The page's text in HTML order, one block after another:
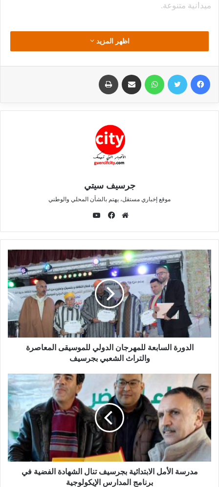
ميدانية متنوعة.
كما تميّز اليوم الثاني بتنظيم ورشات تطبيقية همّت آليات
إعداد العرائض والملتمسات، وتقنيات التشاور العمومي،
وأدوار المجتمع المدني في تتبع وتقييم السياسات العمومية
المحلية، حيث ساهمت هذه الورشات في تعزيز القدرات
واختُتمت أشغال الندوة بمجموعة من التوصيات التي شدّدت
على ضرورة تكوين الفاعلين المحليين، وتكريس المقاربة
التشاركية داخل الجماعات الترابية، وتعزيز الشراكة بين
الجيدة والتنمية الترابية المستدامة.
اظهر المزيد
جرسيف سيتي
موقع إخباري مستقل، يهتم بالشأن المحلي والوطني
و
ق
ع
ا
ل
و
ي
ب
ي
س
ب
و
ك
ت
ي
و
ب
الدورة السابعة للمهرجان الدولي للموسيقى المعاصرة
والتراث الشعبي بجرسيف
مدرسة الأمل الابتدائية بجرسيف تنال الشهادة الفضية في
برنامج المدارس الإيكولوجية